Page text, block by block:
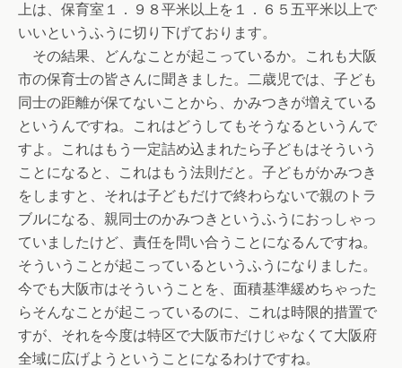
上は、保育室１．９８平米以上を１．６５五平米以上で
いいというふうに切り下げております。
その結果、どんなことが起こっているか。これも大阪
市の保育士の皆さんに聞きました。二歳児では、子ども
同士の距離が保てないことから、かみつきが増えている
というんですね。これはどうしてもそうなるというんで
すよ。これはもう一定詰め込まれたら子どもはそういう
ことになると、これはもう法則だと。子どもがかみつき
をしますと、それは子どもだけで終わらないで親のトラ
ブルになる、親同士のかみつきというふうにおっしゃっ
ていましたけど、責任を問い合うことになるんですね。
そういうことが起こっているというふうになりました。
今でも大阪市はそういうことを、面積基準緩めちゃった
らそんなことが起こっているのに、これは時限的措置で
すが、それを今度は特区で大阪市だけじゃなくて大阪府
全域に広げようということになるわけですね。